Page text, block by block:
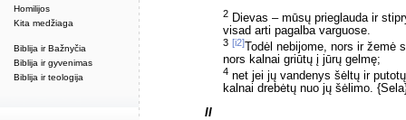
Homilijos
Kita medžiaga
Biblija ir Bažnyčia
Biblija ir gyvenimas
Biblija ir teologija
2 Dievas – mūsų prieglauda ir
visad arti pagalba varguose.
3 [i2] Todėl nebijome, nors ir žemė
nors kalnai griūtų į jūrų gelmę;
4 net jei jų vandenys šėltų ir
kalnai drebėtų nuo jų šėlimo.
II